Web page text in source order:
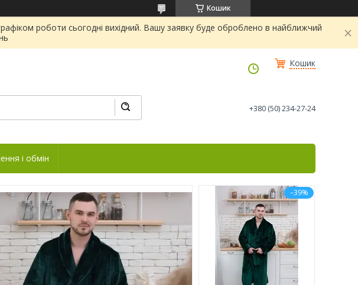
Кошик
роботи сьогодні вихідний. Вашу заявку буде оброблено в найближчий
Кошик
+380 (50) 234-27-24
і обмін
–39%